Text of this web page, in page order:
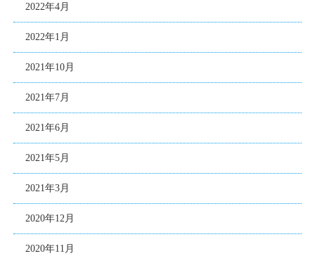
2022年4月
2022年1月
2021年10月
2021年7月
2021年6月
2021年5月
2021年3月
2020年12月
2020年11月